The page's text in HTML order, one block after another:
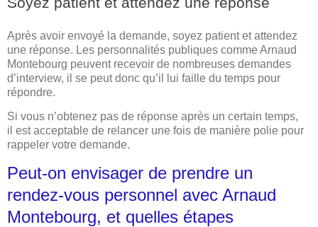
Après avoir envoyé la demande, soyez patient et attendez
une réponse. Les personnalités publiques comme Arnaud
Montebourg peuvent recevoir de nombreuses demandes
d’interview, il se peut donc qu’il lui faille du temps pour
répondre.
Si vous n’obtenez pas de réponse après un certain temps,
il est acceptable de relancer une fois de manière polie pour
rappeler votre demande.
Peut-on envisager de prendre un
rendez-vous personnel avec Arnaud
Montebourg, et quelles étapes